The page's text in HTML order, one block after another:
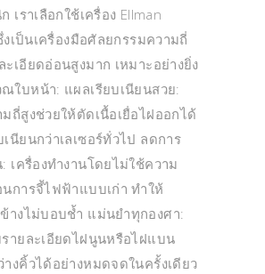
เราเลือกใช้เครื่อง Ellman
เป็นเครื่องมือศัลยกรรมความถี่
เอียดอ่อนสูงมาก เหมาะอย่างยิ่ง
ณใบหน้า: แผลเรียบเนียนสวย:
ถี่สูงช่วยให้ตัดเนื้อเยื่อไฝออกได้
นียนกว่าเลเซอร์ทั่วไป ลดการ
เครื่องทำงานโดยไม่ใช้ความ
นการจี้ไฟฟ้าแบบเก่า ทำให้
ข้างไม่บอบช้ำ แม่นยำทุกองศา:
รายละเอียดไฝนูนหรือไฝแบน
งคิ้วได้อย่างหมดจดในครั้งเดียว